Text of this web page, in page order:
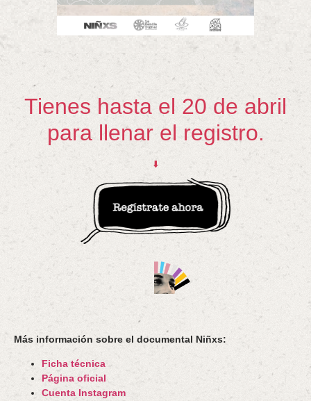
Tienes hasta el 20 de abril
para llenar el registro.
⬇️
Más información sobre el documental Niñxs:
Ficha técnica
Página oficial
Cuenta Instagram